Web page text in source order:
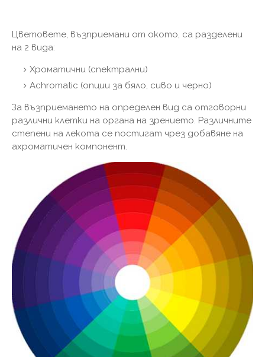
Цветовете, възприемани от окото, са разделени
на 2 вида:
Хроматични (спектрални)
Achromatic (опции за бяло, сиво и черно)
За възприемането на определен вид са отговорни
различни клетки на органа на зрението. Различните
степени на лекота се постигат чрез добавяне на
ахроматичен компонент.